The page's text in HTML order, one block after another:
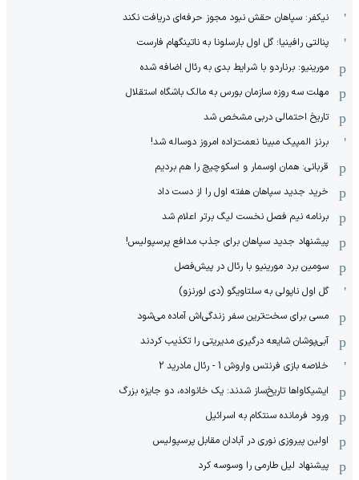
نیکفر: سپاهان حقش نبود مجوز حرفه‌ای دریافت نکند
پنالتی رافینیا؛ گل اول بارسلونا به ناتینگهام فارست
مورینیو: برناردو با شرایط بدی به رئال اضافه شده
مهلت سه روزه سازمان بورس به مالک باشگاه استقلال
تاریخ احتمالی دربی مشخص شد
برنز المپیک مبینا نعمت‌زاده امروز دوساله شد!
قربانی: همان اوسمار و اسکوچیچ را هم بردیم
خرید جدید سپاهان هفته اول را از دست داد
برنامه نیم فصل نخست لیگ برتر اعلام شد
پیشنهاد جدید سپاهان برای جذب مدافع پرسپولیس!
سومین برد مورینیو با رئال در پیش‌فصل
گل اول ناپولی به سلتاویگو (دی لورنزو)
مسی برای سخت‌ترین سفر زندگی‌اش آماده می‌شود
آبی‌پوشان شایعه درگیری مدیریتی را تکذیب کردند
خلاصه بازی فرنتس واروش 1 - رئال مادرید 2
ایشیکاوا‌ها تاریخ‌ساز شدند: یک خانواده، دو جایزه بزرگ
ورود فرمانده سنتکام به اسرائیل
اولین پیروزی نوری در آبادان مقابل پرسپولیس
پیشنهاد لیل طارمی را وسوسه کرد